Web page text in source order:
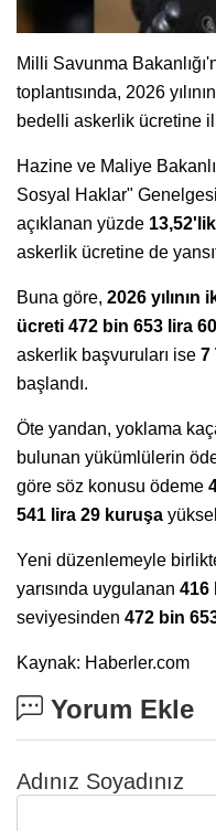
Milli Savunma
toplantısında, 2026
bedelli askerlik ücretine
Hazine ve Maliye
Sosyal Haklar"
açıklanan yüzde
askerlik ücretine de
Buna göre, 2026
ücreti 472 bin 653 lira
askerlik başvuruları ise 7
başlandı.
Öte yandan, yoklama
bulunan yükümlülerin
göre söz konusu ödeme
541 lira 29 kuruşa
Yeni düzenlemeyle
yarısında uygulanan 416
seviyesinden 472 bin
Kaynak: Haberler.com
Yorum Ekle
Adınız Soyadınız